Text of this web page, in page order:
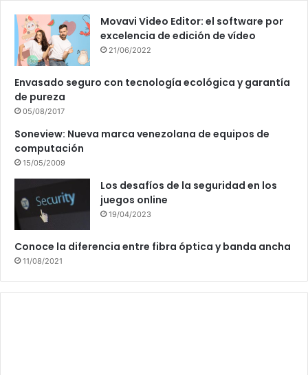
Movavi Video Editor: el software por
excelencia de edición de vídeo
21/06/2022
Envasado seguro con tecnología ecológica y garantía
de pureza
05/08/2017
Soneview: Nueva marca venezolana de equipos de
computación
15/05/2009
Los desafíos de la seguridad en los
juegos online
19/04/2023
Conoce la diferencia entre fibra óptica y banda ancha
11/08/2021